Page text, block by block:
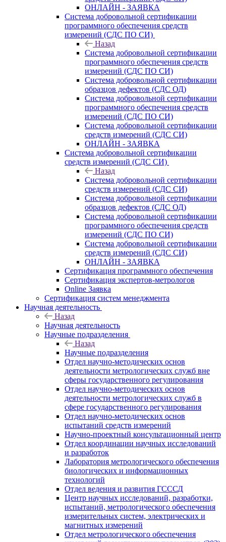
ОНЛАЙН - ЗАЯВКА
Система добровольной сертификации
программного обеспечения средств
измерений (СДС ПО СИ)
Назад
Система добровольной сертификации
программного обеспечения средств
измерений (СДС ПО СИ)
Система добровольной сертификации
образцов дефектов (СДС ОД)
Система добровольной сертификации
программного обеспечения средств
измерений (СДС ПО СИ)
Система добровольной сертификации
средств измерений (СДС СИ)
ОНЛАЙН - ЗАЯВКА
Система добровольной сертификации
средств измерений (СДС СИ)
Назад
Система добровольной сертификации
средств измерений (СДС СИ)
Система добровольной сертификации
образцов дефектов (СДС ОД)
Система добровольной сертификации
программного обеспечения средств
измерений (СДС ПО СИ)
Система добровольной сертификации
средств измерений (СДС СИ)
ОНЛАЙН - ЗАЯВКА
Сертификация программного обеспечения
Сертификация экспертов-метрологов
Online Заявка
Сертификация систем менеджмента
Научная деятельность
Назад
Научная деятельность
Научные подразделения
Назад
Научные подразделения
Отдел научно-методических основ
деятельности метрологических служб вне
сферы государственного регулирования
Отдел научно-методических основ
деятельности метрологических служб в
сфере государственного регулирования
Отдел научно-методических основ
испытаний средств измерений
Научно-проектный консультационный центр
Отдел координации научных исследований
и разработок
Лаборатория метрологического обеспечения
биологических и информационных
технологий
Отдел ведения и развития ГСССД
Центр научных исследований, разработки,
испытаний, метрологического обеспечения
измерительных систем, электрических и
магнитных измерений
Отдел метрологического обеспечения